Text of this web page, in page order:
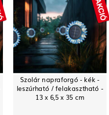
Szolár napraforgó - kék -
leszúrható / felakasztható -
13 x 6,5 x 35 cm